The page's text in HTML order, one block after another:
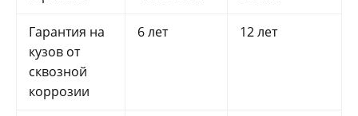
Гарантия на
кузов от
сквозной
коррозии
6 лет 12 лет